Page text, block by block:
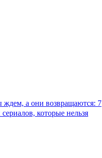
а они возвращаются: 7
которые нельзя